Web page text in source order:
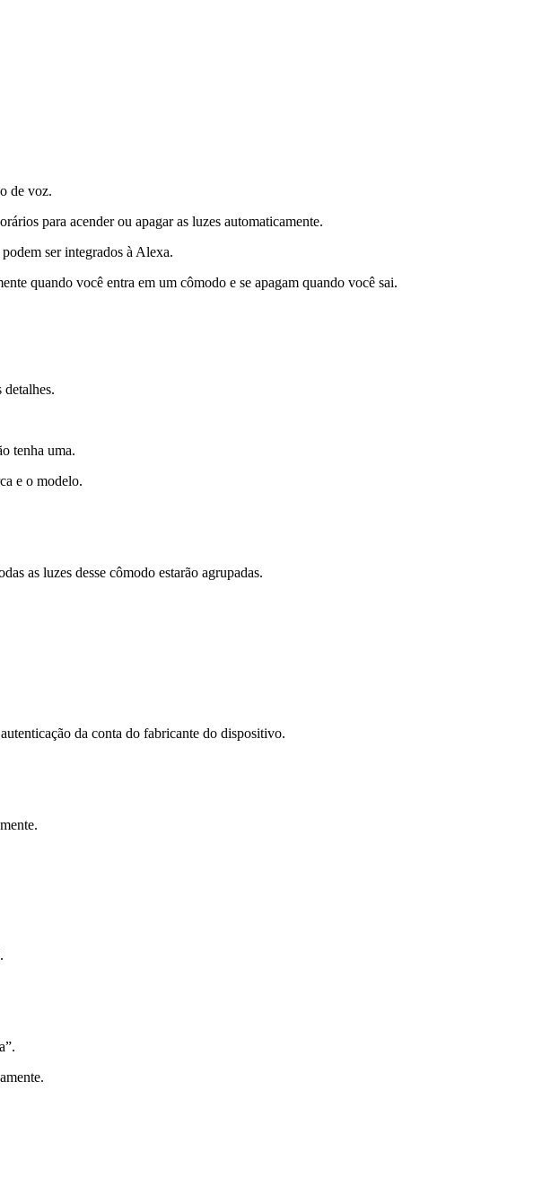
de voz.
para acender ou apagar as luzes automaticamente.
ser integrados à Alexa.
quando você entra em um cômodo e se apagam quando você sai.
tenha uma.
e o modelo.
as luzes desse cômodo estarão agrupadas.
da conta do fabricante do dispositivo.